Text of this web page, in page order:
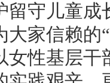
留守儿童
大家信赖的
女性基层